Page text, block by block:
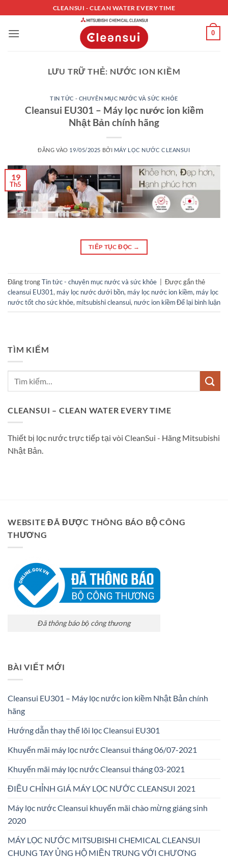
qua
nội
CLEANSUI - CLEAN WATER EVERY TIME
0
LƯU TRỮ THẺ: NƯỚC ION KIỀM
TIN TỨC - CHUYÊN MỤC NƯỚC VÀ SỨC KHỎE
Cleansui EU301 – Máy lọc nước ion kiềm
Nhật Bản chính hãng
ĐĂNG VÀO 19/05/2025 BỞI MÁY LỌC NƯỚC CLEANSUI
19
Th5
TIẾP TỤC ĐỌC →
Đăng trongTin tức - chuyên mục nước và sức khỏe
Được gắn thẻ
cleansui EU301, máy lọc nước dưới bồn, máy lọc nước ion kiềm, máy lọc
nước tốt cho sức khỏe, mitsubishi cleansui, nước ion kiềmĐể lại bình luận
TÌM KIẾM
CLEANSUI – CLEAN WATER EVERY TIME
Thiết bị lọc nước trực tiếp tại vòi CleanSui - Hãng Mitsubishi
Nhật Bản.
WEBSITE ĐÃ ĐƯỢC THÔNG BÁO BỘ CÔNG
THƯƠNG
Đã thông báo bộ công thương
BÀI VIẾT MỚI
Cleansui EU301 – Máy lọc nước ion kiềm Nhật Bản chính
hãng
Hướng dẫn thay thế lõi lọc Cleansui EU301
Khuyến mãi máy lọc nước Cleansui tháng 06/07-2021
Khuyến mãi máy lọc nước Cleansui tháng 03-2021
ĐIỀU CHỈNH GIÁ MÁY LỌC NƯỚC CLEANSUI 2021
Máy lọc nước Cleansui khuyến mãi chào mừng giáng sinh
2020
MÁY LỌC NƯỚC MITSUBISHI CHEMICAL CLEANSUI
CHUNG TAY ỦNG HỘ MIỀN TRUNG VỚI CHƯƠNG